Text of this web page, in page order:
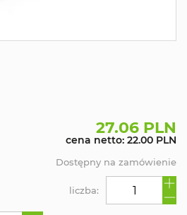
27.06 PLN
cena netto: 22.00 PLN
liczba:
Dostępny na zamówienie